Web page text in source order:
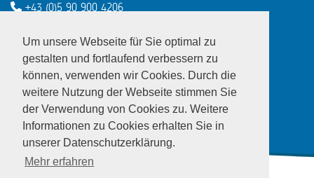
Um unsere Webseite für Sie optimal zu
gestalten und fortlaufend verbessern zu
können, verwenden wir Cookies. Durch die
weitere Nutzung der Webseite stimmen Sie
der Verwendung von Cookies zu. Weitere
Informationen zu Cookies erhalten Sie in
unserer Datenschutzerklärung.
Mehr erfahren
+43 (0)5 90 900 4206
Enterprise Europe Network - EU
LinkedInTwitterYoutubeFacebook